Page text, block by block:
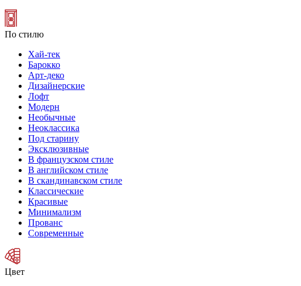
По стилю
Хай-тек
Барокко
Арт-деко
Дизайнерские
Лофт
Модерн
Необычные
Неоклассика
Под старину
Эксклюзивные
В французском стиле
В английском стиле
В скандинавском стиле
Классические
Красивые
Минимализм
Прованс
Современные
Цвет